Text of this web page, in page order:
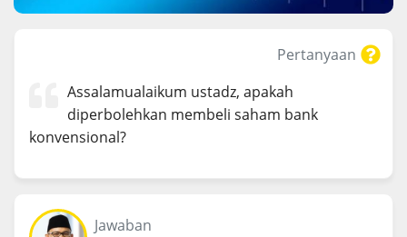
Pertanyaan
Assalamualaikum ustadz, apakah
diperbolehkan membeli saham bank
konvensional?
Jawaban